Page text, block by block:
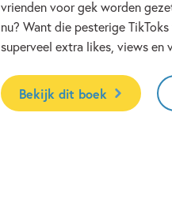
vrienden voor gek worden
nu? Want die pesterige
superveel extra likes, views en
Bekijk dit boek